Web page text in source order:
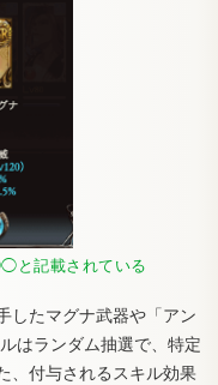
と記載されている
したマグナ武器や「アン
はランダム抽選で、特定
、付与されるスキル効果